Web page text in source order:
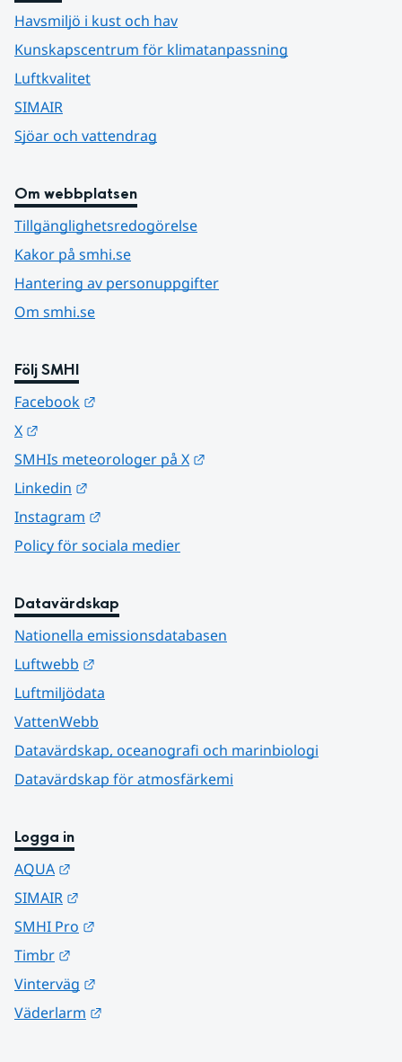
Havsmiljö i kust och hav
Kunskapscentrum för klimatanpassning
Luftkvalitet
SIMAIR
Sjöar och vattendrag
Om webbplatsen
Tillgänglighetsredogörelse
Kakor på smhi.se
Hantering av personuppgifter
Om smhi.se
Följ SMHI
Facebook
X
SMHIs meteorologer på X
Linkedin
Instagram
Policy för sociala medier
Datavärdskap
Nationella emissionsdatabasen
Luftwebb
Luftmiljödata
VattenWebb
Datavärdskap, oceanografi och marinbiologi
Datavärdskap för atmosfärkemi
Logga in
AQUA
SIMAIR
SMHI Pro
Timbr
Vinterväg
Väderlarm